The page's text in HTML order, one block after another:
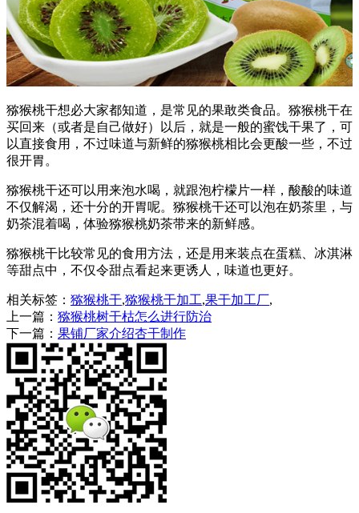
猕猴桃干想必大家都知道，是常见的果敢类食品。猕猴桃干在
买回来（或者是自己做好）以后，就是一般的蜜饯干果了，可
以直接食用，不过味道与新鲜的猕猴桃相比会更酸一些，不过
很开胃。
猕猴桃干还可以用来泡水喝，就跟泡柠檬片一样，酸酸的味道
不仅解渴，还十分的开胃呢。猕猴桃干还可以泡在奶茶里，与
奶茶混着喝，体验猕猴桃奶茶带来的新鲜感。
猕猴桃干比较常见的食用方法，还是用来装点在蛋糕、冰淇淋
等甜点中，不仅令甜点看起来更诱人，味道也更好。
相关标签： 猕猴桃干,猕猴桃干加工,果干加工厂,
上一篇： 猕猴桃树干枯怎么进行防治
下一篇： 果铺厂家介绍杏干制作